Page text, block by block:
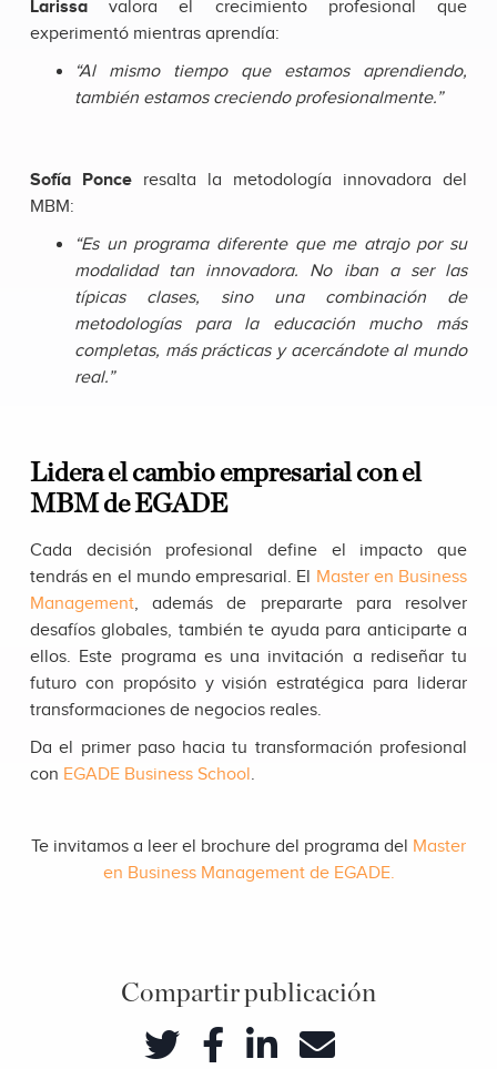
Larissa valora el crecimiento profesional que
experimentó mientras aprendía:
“Al mismo tiempo que estamos aprendiendo,
también estamos creciendo profesionalmente.”
Sofía Ponce resalta la metodología innovadora del
MBM:
“Es un programa diferente que me atrajo por su
modalidad tan innovadora. No iban a ser las
típicas clases, sino una combinación de
metodologías para la educación mucho más
completas, más prácticas y acercándote al mundo
real.”
Lidera el cambio empresarial con el
MBM de EGADE
Cada decisión profesional define el impacto que
tendrás en el mundo empresarial. El Master en Business
Management, además de prepararte para resolver
desafíos globales, también te ayuda para anticiparte a
ellos. Este programa es una invitación a rediseñar tu
futuro con propósito y visión estratégica para liderar
transformaciones de negocios reales.
Da el primer paso hacia tu transformación profesional
con EGADE Business School.
Te invitamos a leer el brochure del programa del Master
en Business Management de EGADE.
Compartir publicación